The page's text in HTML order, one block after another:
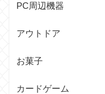
PC周辺機器
アウトドア
お菓子
カードゲーム